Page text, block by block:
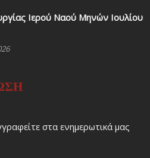
Ιερού Ναού Μηνών Ιουλίου
στα ενημερωτικά μας